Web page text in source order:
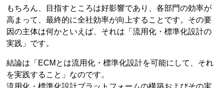
もちろん、目指すところは好影響であり、各部門の効率が
高まって、最終的に全社効率が向上することです。その要
因の主体は何かといえば、それは「流用化・標準化設計の
実践」です。
結論は「ECMとは流用化・標準化設計を可能にして、それ
を実践すること」なのです。
流用化・標準化設計プラットフォームの構築およびその実